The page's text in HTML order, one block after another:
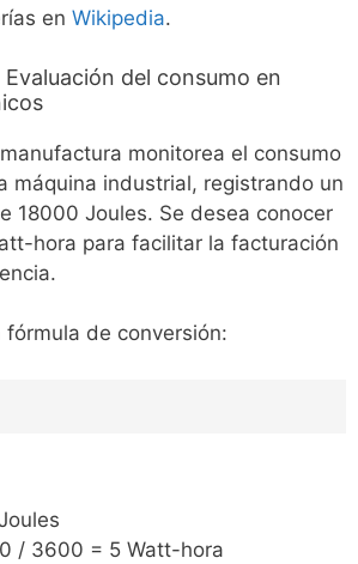
en Wikipedia.
del consumo en
monitorea el consumo
máquina industrial, registrando un
18000 Joules. Se desea conocer
hora para facilitar la facturación
de conversión:
/ 3600 = 5 Watt-hora